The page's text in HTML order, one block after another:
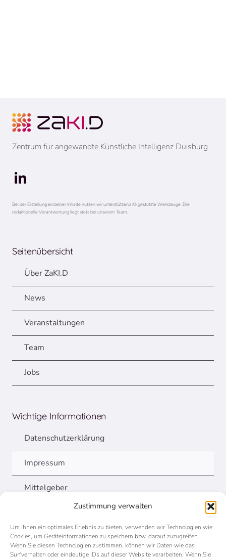
Zustimmung verwalten
Um Ihnen ein optimales Erlebnis zu bieten, verwenden wir Technologien wie
Cookies, um Geräteinformationen zu speichern bzw. darauf zuzugreifen.
Wenn Sie diesen Technologien zustimmen, können wir Daten wie das
Surfverhalten oder eindeutige IDs auf dieser Website verarbeiten. Wenn Sie
Zentrum für angewandte Künstliche Intelligenz Duisburg
Bei der Erstellung einzelner Inhalte nutzen wir unterstützend KI-gestützte Werkzeuge. Die
redaktionelle Verantwortung liegt stets bei unserem Team.
Seitenübersicht
Über ZaKI.D
News
Veranstaltungen
Team
Jobs
Wichtige Informationen
Datenschutzerklärung
Impressum
Mittelgeber
ZaKI.D wird gefördert von